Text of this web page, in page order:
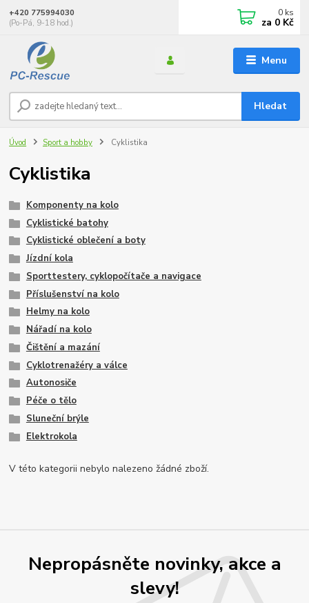
Menu
Hledat
+420 775994030
(Po-Pá, 9-18 hod.)
0 ks
za 0 Kč
Úvod Sport a hobby Cyklistika
Cyklistika
Komponenty na kolo
Cyklistické batohy
Cyklistické oblečení a boty
Jízdní kola
Sporttestery, cyklopočítače a navigace
Příslušenství na kolo
Helmy na kolo
Nářadí na kolo
Čištění a mazání
Cyklotrenažéry a válce
Autonosiče
Péče o tělo
Sluneční brýle
Elektrokola
V této kategorii nebylo nalezeno žádné zboží.
Nepropásněte novinky, akce a
slevy!